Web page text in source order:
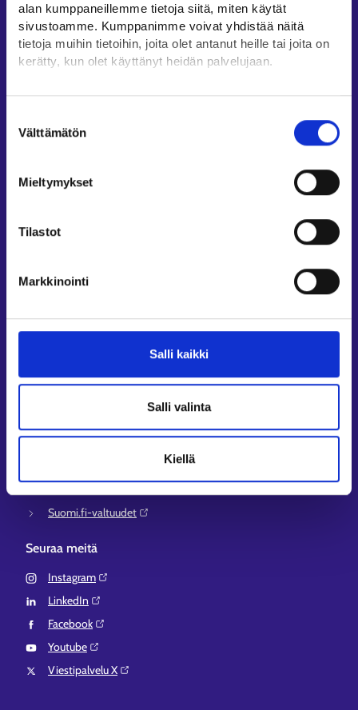
alan kumppaneillemme tietoja siitä, miten käytät
sivustoamme. Kumppanimme voivat yhdistää näitä
tietoja muihin tietoihin, joita olet antanut heille tai joita on
kerätty, kun olet käyttänyt heidän palvelujaan.
Löydät tietoa evästeiden käyttötarkoituksista
Lue tarkemmin
valinta
Välttämätön
Mieltymykset
Tilastot
Markkinointi
Salli kaikki
Salli valinta
Kiellä
Oikopolut
Asiointi
Oma työpolku
Tietoa muilla kielillä
Työllisyysalueiden yhteystiedot
Työttömyysturvaneuvonta
Asiointi- ja Oma työpolku -osioiden ohjeet
Osaamispolku⁠
Suomi.fi-valtuudet⁠
Seuraa meitä
Instagram⁠
LinkedIn⁠
Facebook⁠
Youtube⁠
Viestipalvelu X⁠